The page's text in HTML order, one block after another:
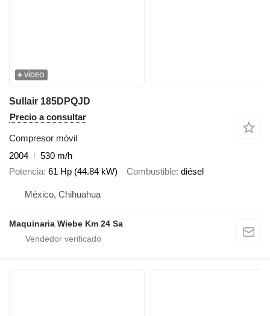
VÍDEO
Sullair 185DPQJD
Precio a consultar
Compresor móvil
2004
530 m/h
Potencia 61 Hp (44.84 kW) Combustible diésel
México, Chihuahua
Maquinaria Wiebe Km 24 Sa